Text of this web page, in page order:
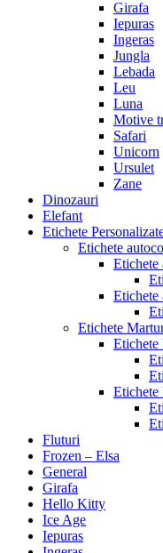
Girafa
Iepuras
Ingeras
Jungla
Lebada
Leu
Luna
Motive
Safari
Unicorn
Ursulet
Zane
Dinozauri
Elefant
Etichete
Etichete
Etichete
Etichete
Etichete
Etichete
Etichete
Fluturi
Frozen – Elsa
General
Girafa
Hello Kitty
Ice Age
Iepuras